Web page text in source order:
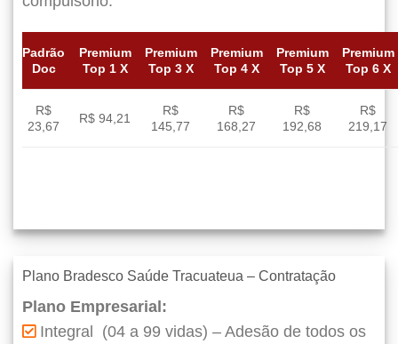
Padrão
Doc
Premium
Top 1 X
Premium
Top 3 X
Premium
Top 4 X
Premium
Top 5 X
Premium
Top 6 X
R$
23,67
R$ 94,21
R$
145,77
R$
168,27
R$
192,68
R$
219,17
Plano Bradesco Saúde Tracuateua – Contratação
Plano Empresarial:
Integral (04 a 99 vidas) – Adesão de todos os